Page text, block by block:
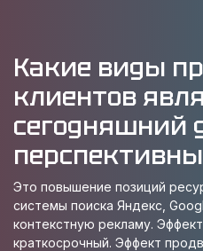
Какие виды
клиентов
сегодняшний
Это повышение позиций
системы поиска Яндекс,
контекстную рекламу.
краткосрочный. Эффект